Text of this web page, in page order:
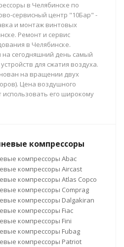
в Челябинске по
сервисный центр "10Бар" -
и монтаж винтовых
Ремонт и сервис
в Челябинске.
сегодняшний день самый
для сжатия воздуха.
на вращении двух
Цена воздушного
использовать его широкому
компрессоры
компрессоры Abac
компрессоры Aircast
компрессоры Atlas Copco
компрессоры Comprag
компрессоры Dalgakiran
компрессоры Fiac
компрессоры Fini
компрессоры Fubag
компрессоры Patriot